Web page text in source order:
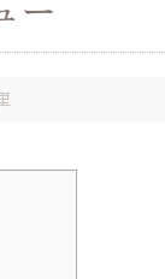
ー